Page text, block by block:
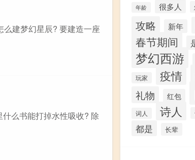
么建梦幻星辰? 要建造一座
么书能打掉水性吸收? 除
年龄 很多人
攻略 新年
春节期间
梦幻西游
玩家 疫情
礼物 红包
词人 诗人
都是 长辈